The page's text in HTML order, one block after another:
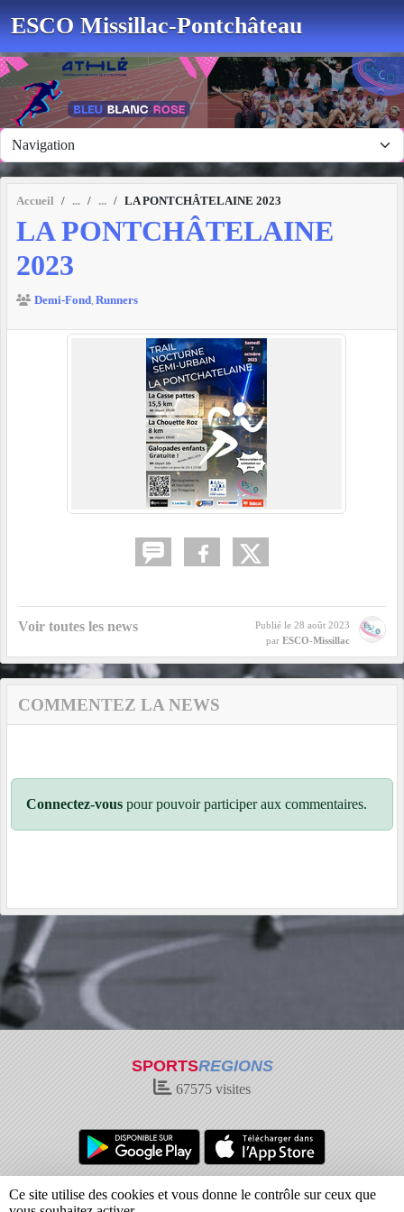
ESCO Missillac-Pontchâteau
Accueil LA PONTCHÂTELAINE 2023
LA PONTCHÂTELAINE
2023
Demi-Fond Runners
Voir toutes les news Publié le 28 août 2023
par ESCO-Missillac
COMMENTEZ LA NEWS
Connectez-vous pour pouvoir participer aux commentaires.
SPORTSREGIONS
67575 visites
Charte cookies
Gestion des cookies
Informations légales
Ce site utilise des cookies et vous donne le contrôle sur ceux que